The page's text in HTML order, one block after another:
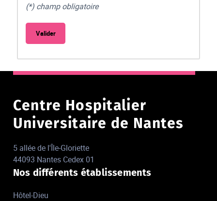
(*) champ obligatoire
Centre Hospitalier
Universitaire de Nantes
5 allée de l'Île-Gloriette
44093 Nantes Cedex 01
Nos différents établissements
Hôtel-Dieu